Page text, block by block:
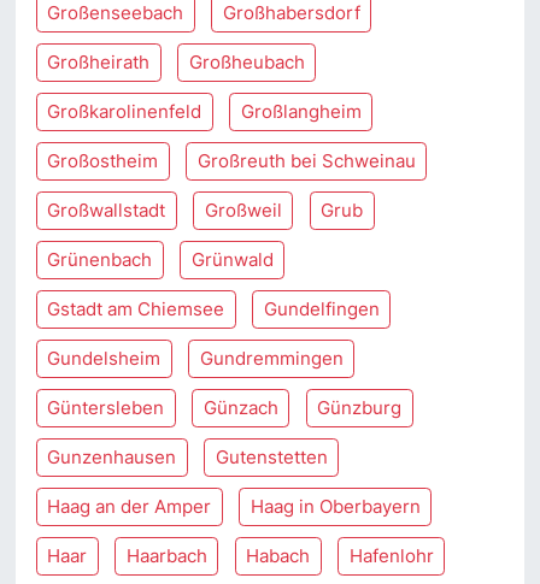
Großenseebach Großhabersdorf
Großheirath Großheubach
Großkarolinenfeld Großlangheim
Großostheim Großreuth bei Schweinau
Großwallstadt Großweil Grub
Grünenbach Grünwald
Gstadt am Chiemsee Gundelfingen
Gundelsheim Gundremmingen
Güntersleben Günzach Günzburg
Gunzenhausen Gutenstetten
Haag an der Amper Haag in Oberbayern
Haar Haarbach Habach Hafenlohr